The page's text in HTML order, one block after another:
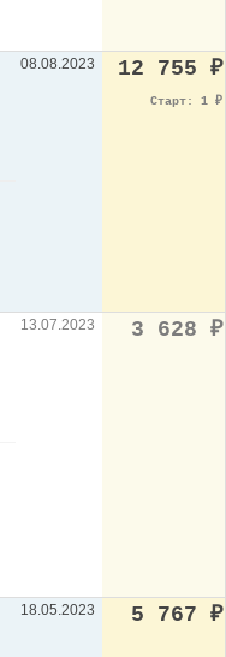
08.08.2023 12 755 ₽
Старт: 1 ₽
13.07.2023 3 628 ₽
18.05.2023 5 767 ₽